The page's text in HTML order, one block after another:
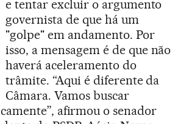
e tentar excluir o argumento
governista de que há um
"golpe" em andamento. Por
isso, a mensagem é de que não
haverá aceleramento do
trâmite. “Aqui é diferente da
Câmara. Vamos buscar
afirmou o senador